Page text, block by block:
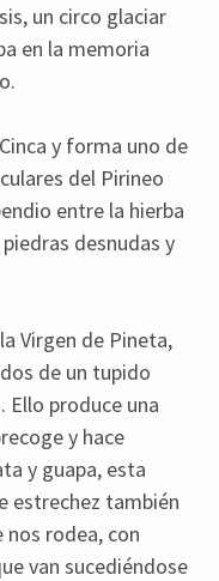
un circo glaciar
en la memoria
y forma uno de
del Pirineo
entre la hierba
desnudas y
Virgen de Pineta,
de un tupido
Ello produce una
y hace
y guapa, esta
estrechez también
rodea, con
van sucediéndose